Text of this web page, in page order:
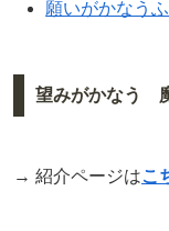
願いがかなう
望みがかなう
→ 紹介ページはこ